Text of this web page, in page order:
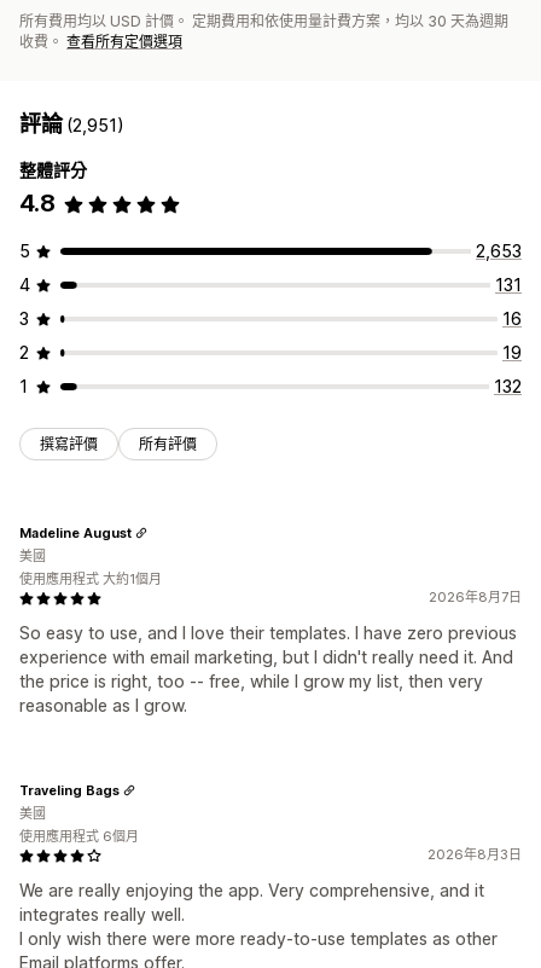
所有費用均以 USD 計價。 定期費用和依使用量計費方案，均以 30 天為週期
收費。 查看所有定價選項
評論(2,951)
整體評分
4.8
5
2,653
4
131
3
16
2
19
1
132
撰寫評價 所有評價
2026年8月7日
So easy to use, and I love their templates. I have zero previous
experience with email marketing, but I didn't really need it. And
the price is right, too -- free, while I grow my list, then very
reasonable as I grow.
Madeline August
美國
使用應用程式 大約1個月
2026年8月3日
We are really enjoying the app. Very comprehensive, and it
integrates really well.
I only wish there were more ready-to-use templates as other
Email platforms offer.
Traveling Bags
美國
使用應用程式 6個月